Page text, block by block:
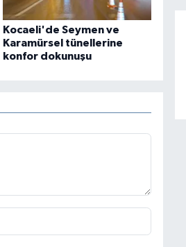
Kocaeli'de Seymen ve
Karamürsel tünellerine
konfor dokunuşu